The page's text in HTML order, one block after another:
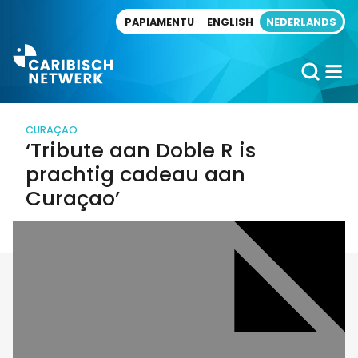
PAPIAMENTU ENGLISH NEDERLANDS
CURAÇAO
‘Tribute aan Doble R is
prachtig cadeau aan
Curaçao’